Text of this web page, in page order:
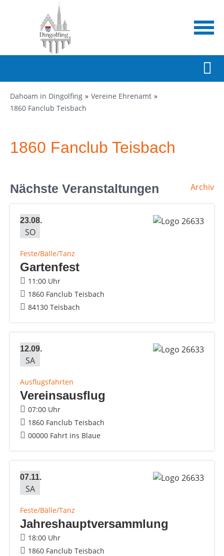
Dahoam in Dingolfing
Vereine Ehrenamt
1860 Fanclub Teisbach
1860 Fanclub Teisbach
Nächste Veranstaltungen Archiv
23.08.
SO
Feste/Bälle/Tanz
Gartenfest
11:00 Uhr
1860 Fanclub Teisbach
84130 Teisbach
12.09.
SA
Ausflugsfahrten
Vereinsausflug
07:00 Uhr
1860 Fanclub Teisbach
00000 Fahrt ins Blaue
07.11.
SA
Feste/Bälle/Tanz
Jahreshauptversammlung
18:00 Uhr
1860 Fanclub Teisbach